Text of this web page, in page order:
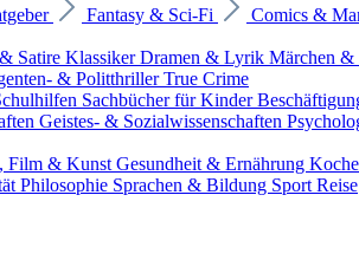
Fantasy & Sci-Fi Comics &
Satire KlassikerDramen & Lyrik Märchen &
& PolitthrillerTrue Crime
Sachbücher für Kinder
Geistes- & Sozialwissenschaften
Film & Kunst Gesundheit & Ernährung
Philosophie Sprachen & Bildung Sport Reise